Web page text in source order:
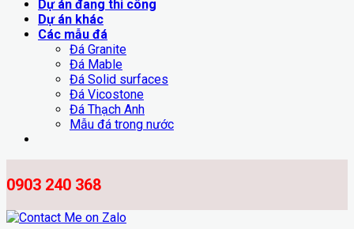
Dự án đang thi công
Dự án khác
Các mẫu đá
Đá Granite
Đá Mable
Đá Solid surfaces
Đá Vicostone
Đá Thạch Anh
Mẫu đá trong nước
0903 240 368